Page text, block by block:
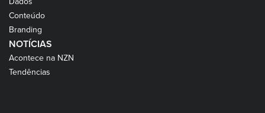
Conteúdo
Branding
NOTÍCIAS
Acontece na NZN
Tendências